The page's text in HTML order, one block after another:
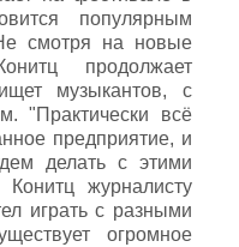
популярным
смотря на новые
продолжает
музыкантов, с
"Практически всё
предприятие, и
делать с этими
журналисту
играть с разными
огромное